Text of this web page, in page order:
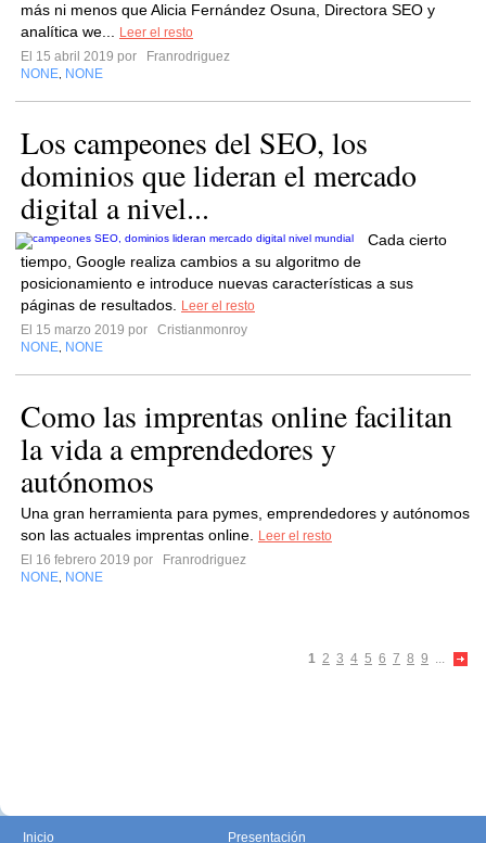
más ni menos que Alicia Fernández Osuna, Directora SEO y
analítica we...
Leer el resto
El 15 abril 2019 por
Franrodriguez
NONE NONE
Los campeones del SEO, los
dominios que lideran el mercado
digital a nivel...
Cada cierto
tiempo, Google realiza cambios a su algoritmo de
posicionamiento e introduce nuevas características a sus
páginas de resultados.
Leer el resto
El 15 marzo 2019 por
Cristianmonroy
NONE NONE
Como las imprentas online facilitan
la vida a emprendedores y
autónomos
Una gran herramienta para pymes, emprendedores y autónomos
son las actuales imprentas online.
Leer el resto
El 16 febrero 2019 por
Franrodriguez
NONE NONE
1 2 3 4 5 6 7 8 9 ...
Inicio Presentación